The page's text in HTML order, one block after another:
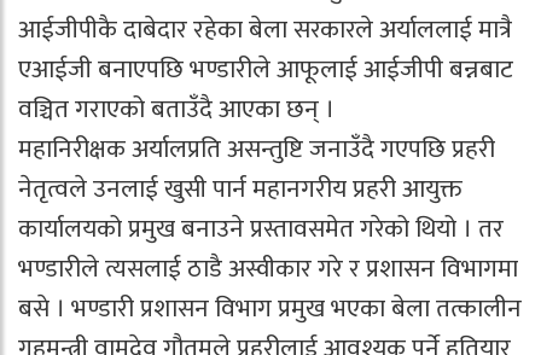
आईजीपीकै दाबेदार रहेका बेला सरकारले अर्याललाई मात्रै
एआईजी बनाएपछि भण्डारीले आफूलाई आईजीपी बन्नबाट
वञ्चित गराएको बताउँदै आएका छन् ।
महानिरीक्षक अर्यालप्रति असन्तुष्टि जनाउँदै गएपछि प्रहरी
नेतृत्वले उनलाई खुसी पार्न महानगरीय प्रहरी आयुक्त
कार्यालयको प्रमुख बनाउने प्रस्तावसमेत गरेको थियो । तर
भण्डारीले त्यसलाई ठाडै अस्वीकार गरे र प्रशासन विभागमा
बसे । भण्डारी प्रशासन विभाग प्रमुख भएका बेला तत्कालीन